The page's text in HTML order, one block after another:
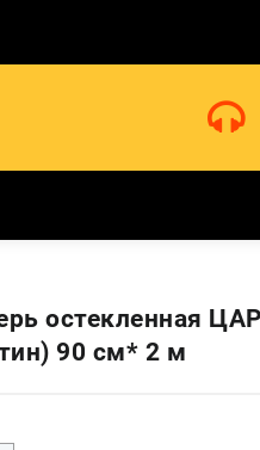
остекленная
90 см* 2 м